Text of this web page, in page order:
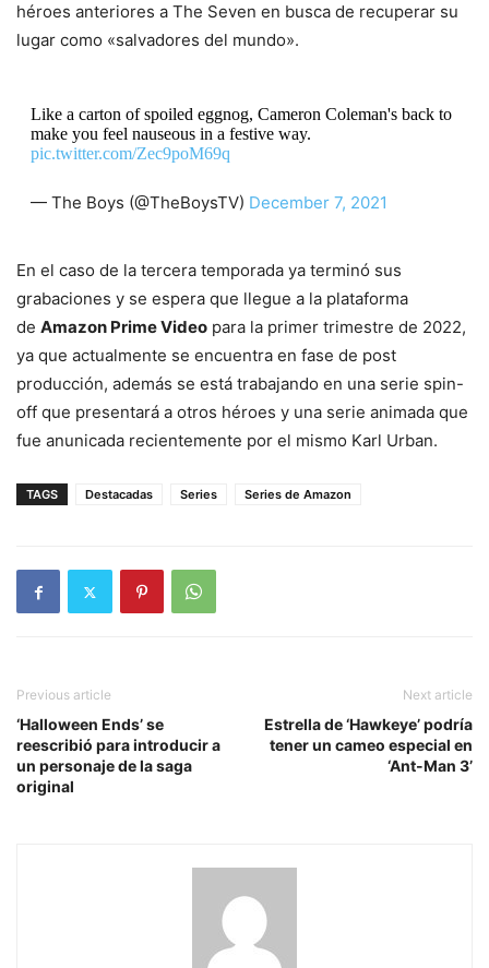
héroes anteriores a The Seven en busca de recuperar su
lugar como «salvadores del mundo».
Like a carton of spoiled eggnog, Cameron Coleman's back to
make you feel nauseous in a festive way.
pic.twitter.com/Zec9poM69q
— The Boys (@TheBoysTV) December 7, 2021
En el caso de la tercera temporada ya terminó sus
grabaciones y se espera que llegue a la plataforma
de Amazon Prime Video para la primer trimestre de 2022,
ya que actualmente se encuentra en fase de post
producción, además se está trabajando en una serie spin-
off que presentará a otros héroes y una serie animada que
fue anunicada recientemente por el mismo Karl Urban.
TAGS Destacadas Series Series de Amazon
Previous article
‘Halloween Ends’ se
reescribió para introducir a
un personaje de la saga
original
Next article
Estrella de ‘Hawkeye’ podría
tener un cameo especial en
‘Ant-Man 3’